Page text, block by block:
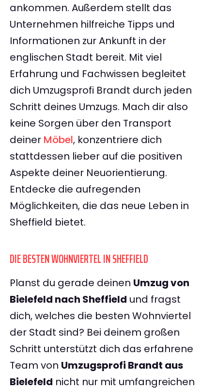
ankommen. Außerdem stellt das
Unternehmen hilfreiche Tipps und
Informationen zur Ankunft in der
englischen Stadt bereit. Mit viel
Erfahrung und Fachwissen begleitet
dich Umzugsprofi Brandt durch jeden
Schritt deines Umzugs. Mach dir also
keine Sorgen über den Transport
deiner Möbel, konzentriere dich
stattdessen lieber auf die positiven
Aspekte deiner Neuorientierung.
Entdecke die aufregenden
Möglichkeiten, die das neue Leben in
Sheffield bietet.
DIE BESTEN WOHNVIERTEL IN SHEFFIELD
Planst du gerade deinen Umzug von
Bielefeld nach Sheffield und fragst
dich, welches die besten Wohnviertel
der Stadt sind? Bei deinem großen
Schritt unterstützt dich das erfahrene
Team von Umzugsprofi Brandt aus
Bielefeld nicht nur mit umfangreichen